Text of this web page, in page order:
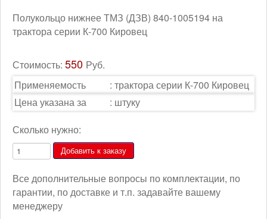
Полукольцо нижнее ТМЗ (ДЗВ) 840-1005194 на
трактора серии К-700 Кировец
Стоимость: 550 Руб.
Применяемость
: трактора серии К-700 Кировец
Цена указана за
: штуку
Сколько нужно:
Все дополнительные вопросы по комплектации, по
гарантии, по доставке и т.п. задавайте вашему
менеджеру